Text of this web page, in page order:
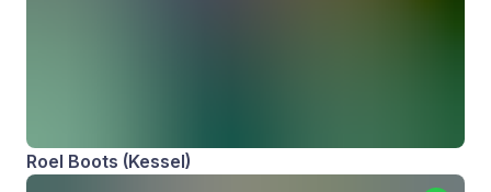
Roel Boots (Kessel)